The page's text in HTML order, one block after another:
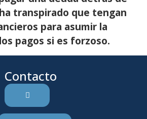
transpirado que tengan
para asumir la
pagos si es forzoso.
Contacto